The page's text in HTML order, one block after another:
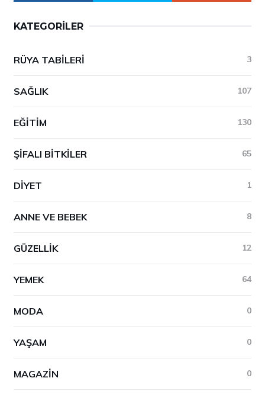
KATEGORILER
RÜYA TABILERI 3
SAĞLIK 107
EĞITIM 130
ŞIFALI BITKILER 65
DIYET 1
ANNE VE BEBEK 8
GÜZELLIK 12
YEMEK 64
MODA 0
YAŞAM 0
MAGAZIN 0